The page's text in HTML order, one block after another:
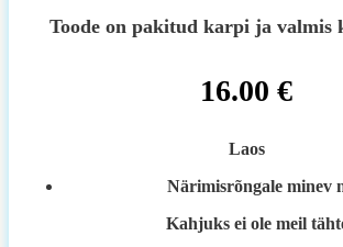
Toode on pakitud karpi ja valmis
16.00 €
Laos
Närimisrõngale minev
Kahjuks ei ole meil